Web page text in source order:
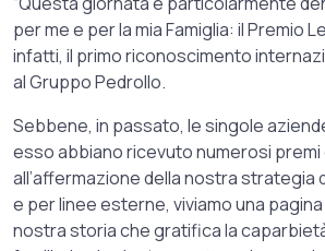
per me e per la mia Famiglia: il Premio
infatti, il primo riconoscimento
al Gruppo Pedrollo.
Sebbene, in passato, le singole
esso abbiano ricevuto numerosi
all’affermazione della nostra strategia
e per linee esterne, viviamo una
nostra storia che gratifica la